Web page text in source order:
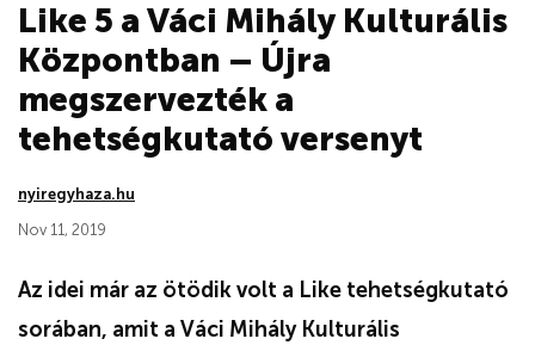
Like 5 a Váci Mihály Kulturális
Központban – Újra
megszervezték a
tehetségkutató versenyt
nyiregyhaza.hu
Nov 11, 2019
Az idei már az ötödik volt a Like tehetségkutató
sorában, amit a Váci Mihály Kulturális